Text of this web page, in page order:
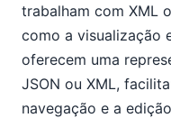
trabalham com XML
como a visualização
oferecem uma
JSON ou XML,
navegação e a